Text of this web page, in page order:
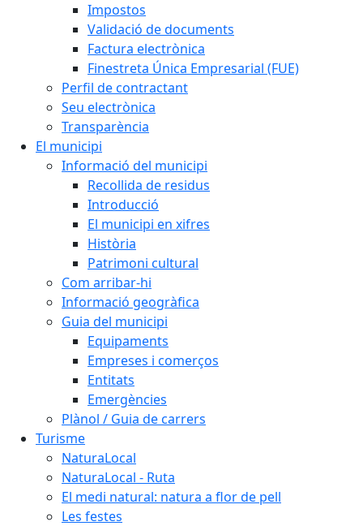
Impostos
Validació de documents
Factura electrònica
Finestreta Única Empresarial (FUE)
Perfil de contractant
Seu electrònica
Transparència
El municipi
Informació del municipi
Recollida de residus
Introducció
El municipi en xifres
Història
Patrimoni cultural
Com arribar-hi
Informació geogràfica
Guia del municipi
Equipaments
Empreses i comerços
Entitats
Emergències
Plànol / Guia de carrers
Turisme
NaturaLocal
NaturaLocal - Ruta
El medi natural: natura a flor de pell
Les festes